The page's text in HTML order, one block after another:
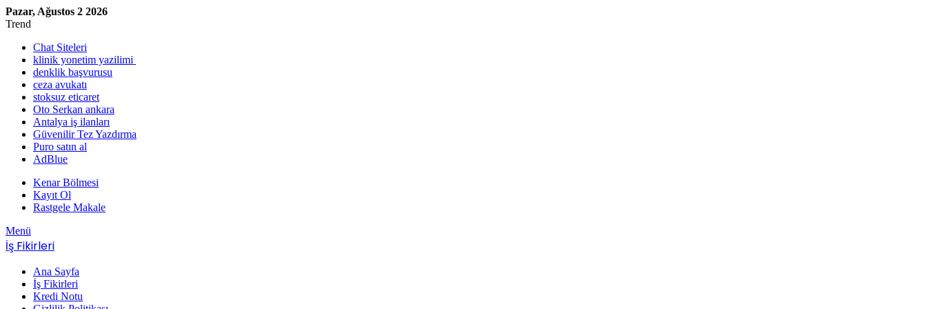
Pazar, Ağustos 2 2026
Trend
Chat Siteleri
klinik yonetim yazilimi
denklik başvurusu
ceza avukatı
stoksuz eticaret
Oto Serkan ankara
Antalya iş ilanları
Güvenilir Tez Yazdırma
Puro satın al
AdBlue
Kenar Bölmesi
Kayıt Ol
Rastgele Makale
Menü
İş Fikirleri
Ana Sayfa
İş Fikirleri
Kredi Notu